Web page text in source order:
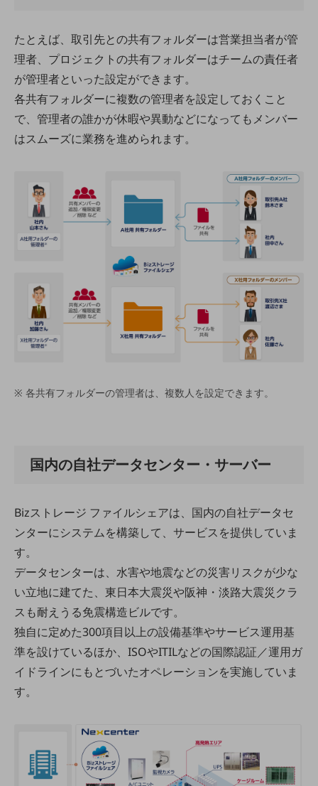
社長からのご挨拶
事業拠点
グループ会社
会社案内パンフレット
ニュースルーム
ニュースリリース
地域からの発表
重要なお知らせ
社外からの評価実績
サステナビリティ
サステナビリティTOP
NTTドコモビジネスグループのサステナビリティ
サステナビリティレポート
決算公告
電子公告
基礎的電気通信役務損益明細表
採用情報
採用情報TOP
新卒採用
経験者採用
障がい者採用
人材育成制度
NTTドコモグループ
たとえば、取引先との共有フォルダーは営業担当者が管
理者、プロジェクトの共有フォルダーはチームの責任者
が管理者といった設定ができます。
各共有フォルダーに複数の管理者を設定しておくこと
で、管理者の誰かが休暇や異動などになってもメンバー
はスムーズに業務を進められます。
各共有フォルダーの管理者は、複数人を設定できます。
国内の自社データセンター・サーバー
Bizストレージ ファイルシェアは、国内の自社データセ
ンターにシステムを構築して、サービスを提供していま
す。
データセンターは、水害や地震などの災害リスクが少な
い立地に建てた、東日本大震災や阪神・淡路大震災クラ
スも耐えうる免震構造ビルです。
独自に定めた300項目以上の設備基準やサービス運用基
準を設けているほか、ISOやITILなどの国際認証／運用ガ
イドラインにもとづいたオペレーションを実施していま
す。